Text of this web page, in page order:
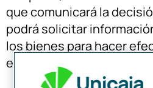
que comunicará la
podrá solicitar
los bienes para hacer
el tiempo que hemos